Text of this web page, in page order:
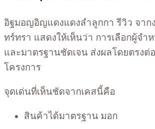
อิฐมอญอิญแดงแดงลำลูกกา รีวิว จา
ทร์ทรา แสดงให้เห็นว่า การเลือกผู้จำ
และมาตรฐานชัดเจน ส่งผลโดยตรง
โครงการ
จุดเด่นที่เห็นชัดจากเคสนี้คือ
สินค้าได้มาตรฐาน มอก